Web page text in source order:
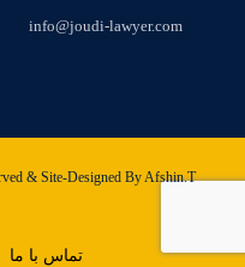
info@joudi-lawyer.com
& Site-Designed By Afshin.T
تماس با ما